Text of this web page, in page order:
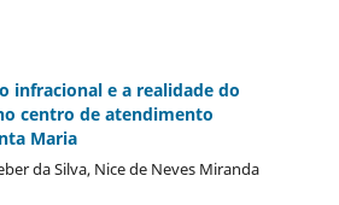
infracional e a realidade do
centro de atendimento
Maria
da Silva, Nice de Neves Miranda